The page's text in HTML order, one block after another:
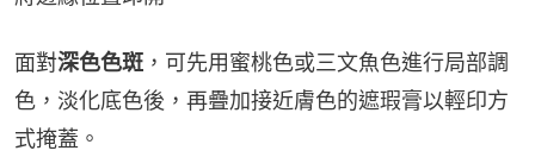
面對深色色斑 ，可先用蜜桃色或三文魚色進行局部調
色，淡化底色後，再疊加接近膚色的遮瑕膏以輕印方
式掩蓋。